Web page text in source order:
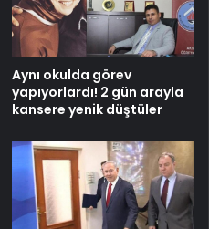
Aynı okulda görev
yapıyorlardı! 2 gün arayla
kansere yenik düştüler